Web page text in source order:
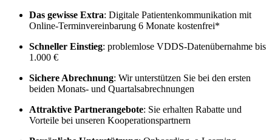
Das gewisse Extra: Digitale Patientenkommunikation mit
Online-Terminvereinbarung 6 Monate kostenfrei*
Schneller Einstieg: problemlose VDDS-Datenübernahme bis
1.000 €
Sichere Abrechnung: Wir unterstützen Sie bei den ersten
beiden Monats- und Quartalsabrechnungen
Attraktive Partnerangebote: Sie erhalten Rabatte und
Vorteile bei unseren Kooperationspartnern